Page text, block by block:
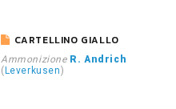
CARTELLINO GIALLO
Ammonizione R. Andrich
( Leverkusen)